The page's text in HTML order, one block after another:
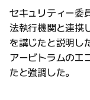
セキュリティー委
法執行機関と連携
を講じたと説明し
アービトラムのエ
たと強調した。